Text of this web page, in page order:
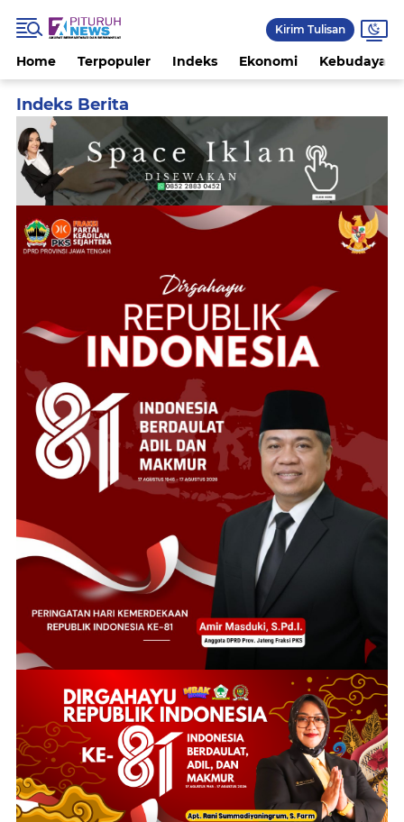
Kirim Tulisan
Home Terpopuler Indeks Ekonomi Kebudayaan